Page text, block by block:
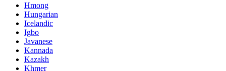
Hmong
Hungarian
Icelandic
Igbo
Javanese
Kannada
Kazakh
Khmer